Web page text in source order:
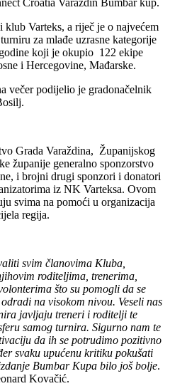
Croatia Varaždin Bumbar kup.
Varteks, a riječ je o najvećem
za mlađe uzrasne kategorije
koji je okupio 122 ekipe
i Hercegovine, Mađarske.
večer podijelio je gradonačelnik
Grada Varaždina, Županijskog
županije generalno sponzorstvo
i brojni drugi sponzori i donatori
iz NK Varteksa. Ovom
svima na pomoći u organizacija
regija.
svim članovima Kluba,
roditeljima, trenerima,
što su pomogli da se
na visokom nivou. Veseli nas
javljaju treneri i roditelji te
samog turnira. Sigurno nam te
da ih se potrudimo pozitivno
svaku upućenu kritiku pokušati
Bumbar Kupa bilo još bolje.
Kovačić.